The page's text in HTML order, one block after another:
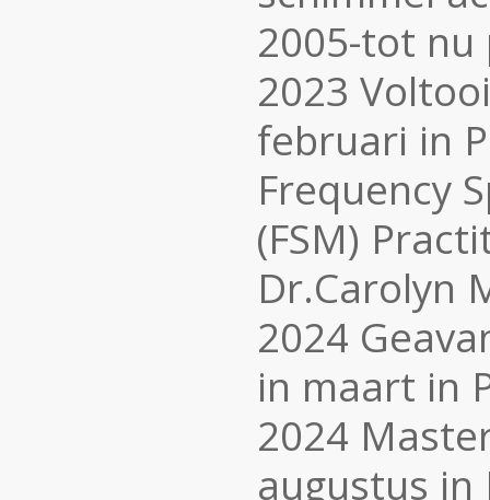
2005-tot
2023
februari in
Frequency
(FSM)
Dr.Carolyn
2024
in maart in
2024
augustus in